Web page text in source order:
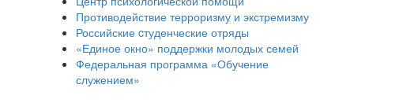
Противодействие терроризму и экстремизму
Российские cтуденческие отряды
«Единое окно» поддержки молодых семей
Федеральная программа «Обучение
служением»